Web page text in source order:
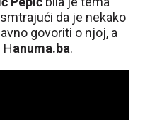
da je nekako
govoriti o njoj, a
anuma.ba.